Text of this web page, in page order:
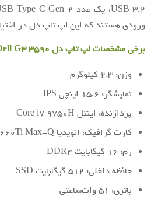
ورودی هستند که این لپ تاپ دل در
برخی مشخصات لپ تاپ دل Dell G3 3590:
وزن: 2.3 کیلوگرم
نمایشگر: 15.6 اینچی IPS
پردازنده: اینتل Core i7 9750H
کارت گرافیک: انویدیا GTX 1660Ti Max-Q
رم: 16 گیگابایت DDR4
حافظه داخلی: 512 گیگابایت SSD
باتری: 51 وات‌‌ساعتی